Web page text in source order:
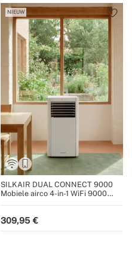
NIEUW
SILKAIR DUAL CONNECT 9000
Mobiele airco 4-in-1 WiFi 9000
309,95